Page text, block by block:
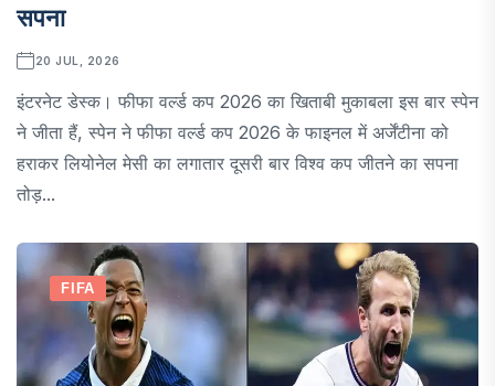
सपना
20 JUL, 2026
इंटरनेट डेस्क। फीफा वर्ल्ड कप 2026 का खिताबी मुकाबला इस बार स्पेन
ने जीता हैं, स्पेन ने फीफा वर्ल्ड कप 2026 के फाइनल में अर्जेंटीना को
हराकर लियोनेल मेसी का लगातार दूसरी बार विश्व कप जीतने का सपना
तोड़...
FIFA